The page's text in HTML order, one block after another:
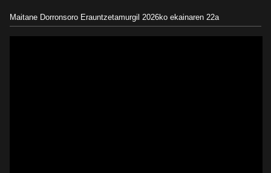
Maitane Dorronsoro Erauntzetamurgil 2026ko ekainaren 22a